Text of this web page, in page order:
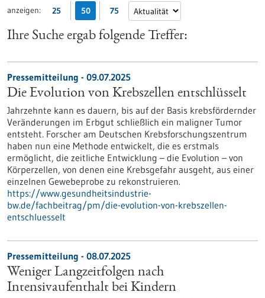
anzeigen: 25 50 75
Ihre Suche ergab folgende Treffer:
Pressemitteilung - 09.07.2025
Die Evolution von Krebszellen entschlüsselt
Jahrzehnte kann es dauern, bis auf der Basis krebsfördernder
Veränderungen im Erbgut schließlich ein maligner Tumor
entsteht. Forscher am Deutschen Krebsforschungszentrum
haben nun eine Methode entwickelt, die es erstmals
ermöglicht, die zeitliche Entwicklung – die Evolution – von
Körperzellen, von denen eine Krebsgefahr ausgeht, aus einer
einzelnen Gewebeprobe zu rekonstruieren.
https://www.gesundheitsindustrie-
bw.de/fachbeitrag/pm/die-evolution-von-krebszellen-
entschluesselt
Pressemitteilung - 08.07.2025
Weniger Langzeitfolgen nach
Intensivaufenthalt bei Kindern